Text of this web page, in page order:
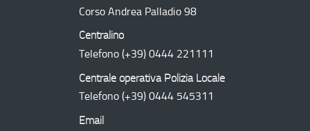
Corso Andrea Palladio 98
Centralino
Telefono (+39) 0444 221111
Centrale operativa Polizia Locale
Telefono (+39) 0444 545311
Email